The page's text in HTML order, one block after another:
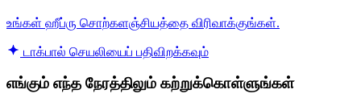
உங்கள் ஹீப்ரு சொற்களஞ்சியத்தை விரிவாக்குங்கள்.
டாக்பால் செயலியைப் பதிவிறக்கவும்
எங்கும் எந்த நேரத்திலும் கற்றுக்கொள்ளுங்கள்